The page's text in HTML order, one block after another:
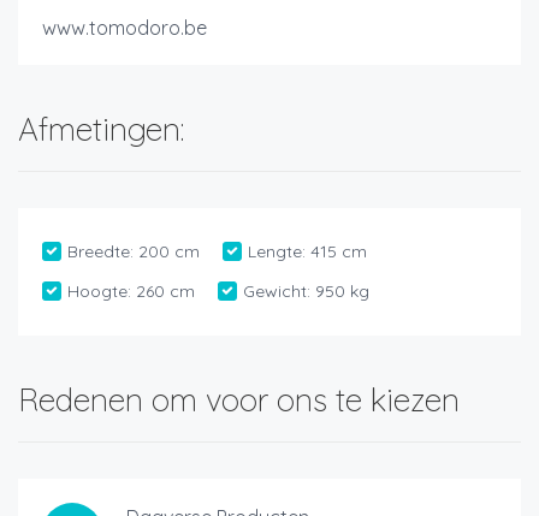
www.tomodoro.be
Afmetingen:
Breedte: 200 cm Lengte: 415 cm
Hoogte: 260 cm Gewicht: 950 kg
Redenen om voor ons te kiezen